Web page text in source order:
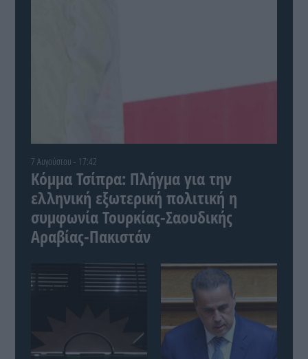
7 Αυγούστου - 17:42
Κόμμα Τσίπρα: Πλήγμα για την
ελληνική εξωτερική πολιτική η
συμφωνία Τουρκίας-Σαουδικής
Αραβίας-Πακιστάν